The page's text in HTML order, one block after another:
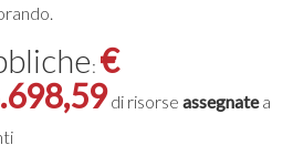
: €
di risorseassegnatea